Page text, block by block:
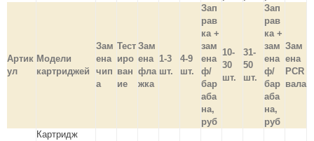
Артик
ул
Модели
картриджей
Зам
ена
чип
а
Тест
иро
ван
ие
Зам
ена
фла
жка
1-3
шт.
4-9
шт.
Зап
рав
ка +
зам
ена
ф/
бар
аба
на,
руб
10-
30
шт.
31-
50
шт.
Зап
рав
ка +
зам
ена
ф/
бар
аба
на,
руб
Зам
ена
PCR
вала
Картридж